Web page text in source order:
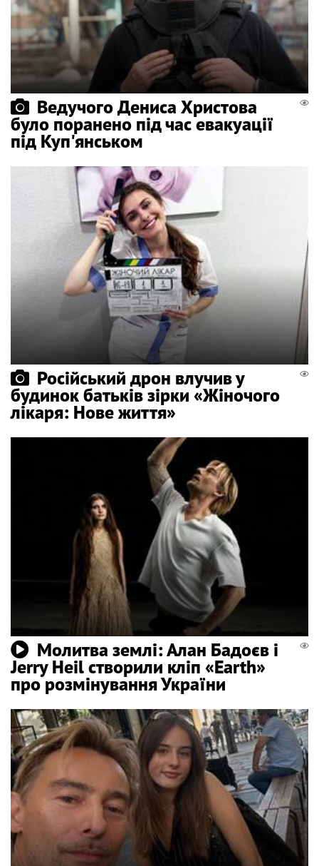
Ведучого Дениса Христова
було поранено під час евакуації
під Куп'янськом
Російський дрон влучив у
будинок батьків зірки «Жіночого
лікаря: Нове життя»
Молитва землі: Алан Бадоєв і
Jerry Heil створили кліп «Earth»
про розмінування України